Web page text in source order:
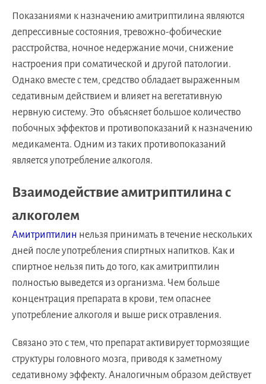
Показаниями к назначению амитриптилина являются
депрессивные состояния, тревожно-фобические
расстройства, ночное недержание мочи, снижение
настроения при соматической и другой патологии.
Однако вместе с тем, средство обладает выраженным
седативным действием и влияет на вегетативную
нервную систему. Это объясняет большое количество
побочных эффектов и противопоказаний к назначению
медикамента. Одним из таких противопоказаний
является употребление алкоголя.
Взаимодействие амитриптилина с
алкоголем
Амитриптилин нельзя принимать в течение нескольких
дней после употребления спиртных напитков. Как и
спиртное нельзя пить до того, как амитриптилин
полностью выведется из организма. Чем больше
концентрация препарата в крови, тем опаснее
употребление алкоголя и выше риск отравления.
Связано это с тем, что препарат активирует тормозящие
структуры головного мозга, приводя к заметному
седативному эффекту. Аналогичным образом действует